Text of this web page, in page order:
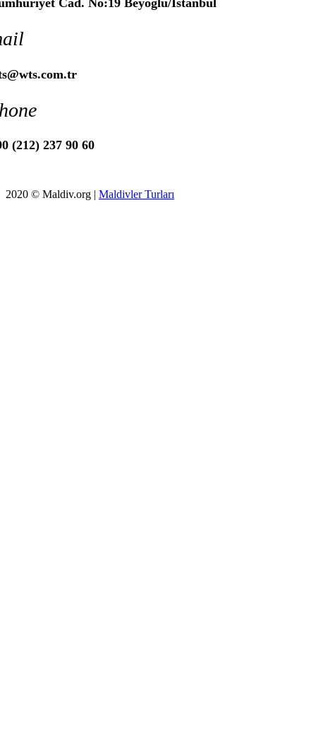
(212) 237 90 60
2020 © Maldiv.org | Maldivler Turları